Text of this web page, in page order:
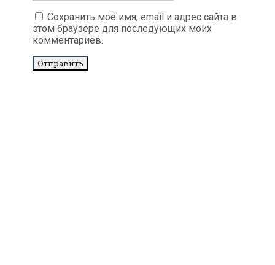
Сохранить моё имя, email и адрес сайта в
этом браузере для последующих моих
комментариев.